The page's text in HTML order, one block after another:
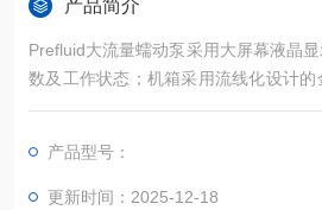
产品简介
Prefluid大流量蠕动泵采用大屏幕液晶
数及工作状态；机箱采用流线化设计的
护等级；机壳表面采用进口烤漆处理
产品型号：
更新时间：2025-12-18